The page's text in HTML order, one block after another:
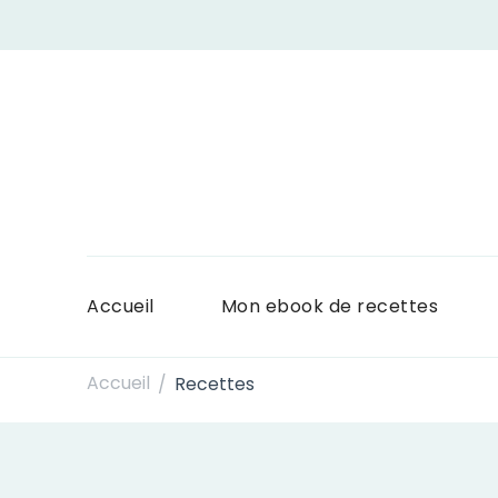
Accueil Mon ebook de recettes
Accueil / Recettes